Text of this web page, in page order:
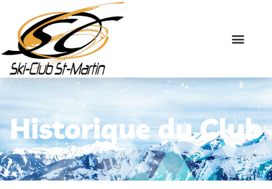
Historique du Club